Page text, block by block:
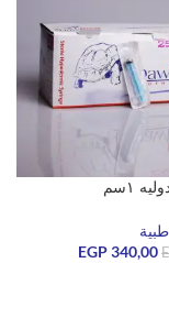
١سم
EGP340,00